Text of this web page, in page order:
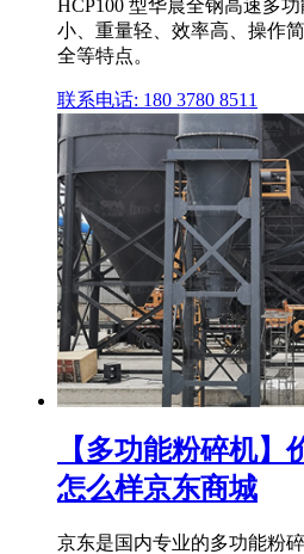
HCP100 型华晨全钢高速多
小、重量轻、效率高、操作
全等特点。
联系电话: 180 3780 8511
【多功能粉碎机】
怎么样京东商城
京东是国内专业的多功能粉